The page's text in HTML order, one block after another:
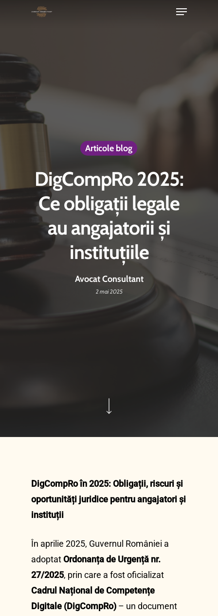
content
Menu
Articole blog
DigCompRo 2025:
Ce obligații legale
au angajatorii și
instituțiile
Avocat Consultant
2 mai 2025
DigCompRo în 2025: Obligații, riscuri și
oportunități juridice pentru angajatori și
instituții
În aprilie 2025, Guvernul României a
adoptatOrdonanța de Urgență nr.
27/2025, prin care a fost oficializat
Cadrul Național de Competențe
Digitale (DigCompRo) – un document